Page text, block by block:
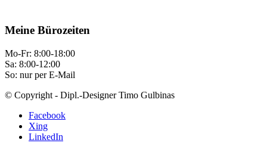
Meine Bürozeiten
Mo-Fr: 8:00-18:00
Sa: 8:00-12:00
So: nur per E-Mail
© Copyright - Dipl.-Designer Timo Gulbinas
Facebook
Xing
LinkedIn